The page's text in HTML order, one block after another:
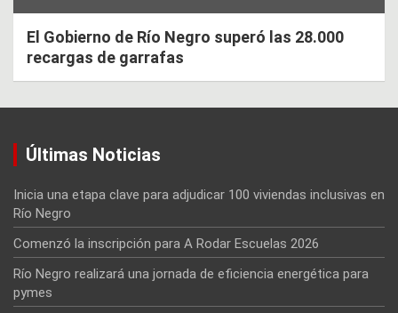
El Gobierno de Río Negro superó las 28.000
recargas de garrafas
Últimas Noticias
Inicia una etapa clave para adjudicar 100 viviendas inclusivas en
Río Negro
Comenzó la inscripción para A Rodar Escuelas 2026
Río Negro realizará una jornada de eficiencia energética para
pymes